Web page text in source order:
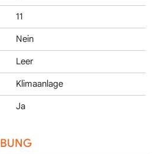
11
Nein
Leer
Klimaanlage
Ja